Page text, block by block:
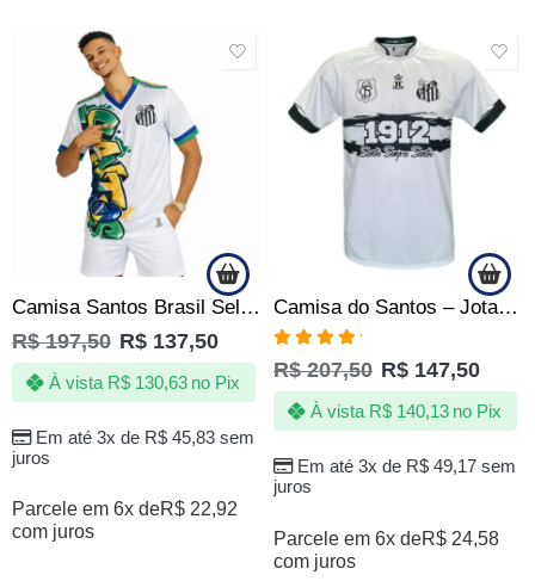
Camisa Santos Brasil Seleção Quebrada Brasileira Copa Branca
R$197,50 R$ 137,50
Em até 3x de R$45,83sem
juros
À vista R$130,63 no Pix
Parcele em 6x deR$ 22,92
com juros
Camisa do Santos – Jotaz – Tubarão | Poseidon D’ Quebrada
Avaliação
5.00de 5
R$207,50 R$ 147,50
Em até 3x de R$49,17sem
juros
À vista R$140,13 no Pix
Parcele em 6x deR$ 24,58
com juros